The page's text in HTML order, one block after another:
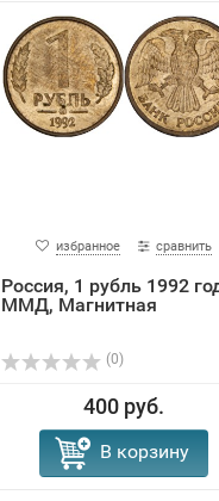
избранное сравнить
Россия, 1 рубль 1992
ММД, Магнитная
(0)
400 руб.
В корзину